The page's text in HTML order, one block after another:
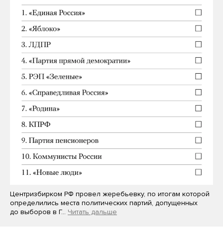
Центризбирком РФ провел жеребьевку, по итогам которой
определились места политических партий, допущенных
до выборов в Г… Читать дальше